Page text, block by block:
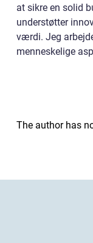
at sikre en solid
understøtter
værdi. Jeg
menneskelige
The author has